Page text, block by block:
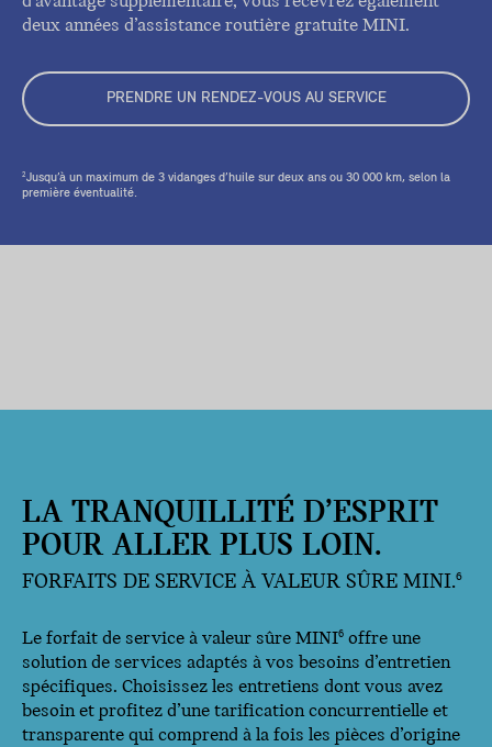
deux années d’assistance routière gratuite MINI.
PRENDRE UN RENDEZ-VOUS AU SERVICE
2Jusqu’à un maximum de 3 vidanges d’huile sur deux ans ou 30 000 km, selon la
première éventualité.
LA TRANQUILLITÉ D’ESPRIT
POUR ALLER PLUS LOIN.
FORFAITS DE SERVICE À VALEUR SÛRE MINI.6
Le forfait de service à valeur sûre MINI6 offre une
solution de services adaptés à vos besoins d’entretien
spécifiques. Choisissez les entretiens dont vous avez
besoin et profitez d’une tarification concurrentielle et
transparente qui comprend à la fois les pièces d’origine